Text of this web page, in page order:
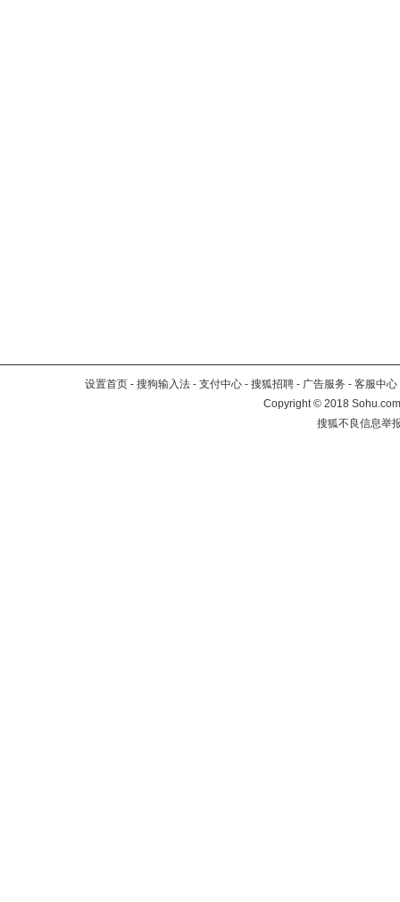
设置首页 - 搜狗输入法 - 支付中心 - 搜狐招聘 - 广告服务 - 客服中心
Copyright©2018
搜狐不良信息举